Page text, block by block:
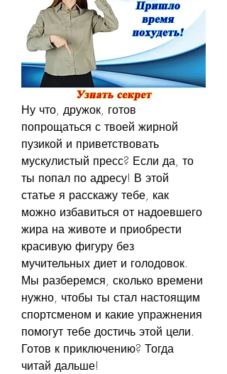
Ну что, дружок, готов
попрощаться с твоей жирной
пузикой и приветствовать
мускулистый пресс? Если да, то
ты попал по адресу! В этой
статье я расскажу тебе, как
можно избавиться от надоевшего
жира на животе и приобрести
красивую фигуру без
мучительных диет и голодовок.
Мы разберемся, сколько времени
нужно, чтобы ты стал настоящим
спортсменом и какие упражнения
помогут тебе достичь этой цели.
Готов к приключению? Тогда
читай дальше!